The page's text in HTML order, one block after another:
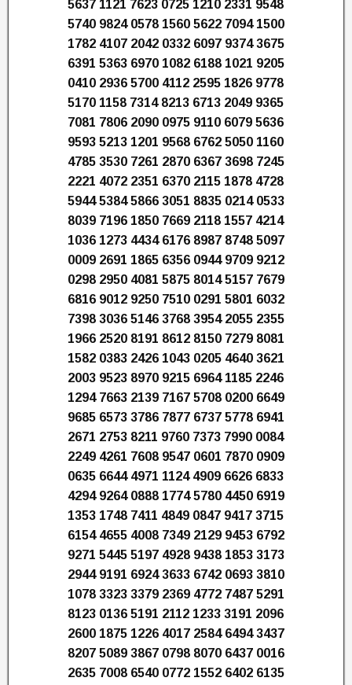
5637 1121 7623 0725 1210 2331 9548
5740 9824 0578 1560 5622 7094 1500
1782 4107 2042 0332 6097 9374 3675
6391 5363 6970 1082 6188 1021 9205
0410 2936 5700 4112 2595 1826 9778
5170 1158 7314 8213 6713 2049 9365
7081 7806 2090 0975 9110 6079 5636
9593 5213 1201 9568 6762 5050 1160
4785 3530 7261 2870 6367 3698 7245
2221 4072 2351 6370 2115 1878 4728
5944 5384 5866 3051 8835 0214 0533
8039 7196 1850 7669 2118 1557 4214
1036 1273 4434 6176 8987 8748 5097
0009 2691 1865 6356 0944 9709 9212
0298 2950 4081 5875 8014 5157 7679
6816 9012 9250 7510 0291 5801 6032
7398 3036 5146 3768 3954 2055 2355
1966 2520 8191 8612 8150 7279 8081
1582 0383 2426 1043 0205 4640 3621
2003 9523 8970 9215 6964 1185 2246
1294 7663 2139 7167 5708 0200 6649
9685 6573 3786 7877 6737 5778 6941
2671 2753 8211 9760 7373 7990 0084
2249 4261 7608 9547 0601 7870 0909
0635 6644 4971 1124 4909 6626 6833
4294 9264 0888 1774 5780 4450 6919
1353 1748 7411 4849 0847 9417 3715
6154 4655 4008 7349 2129 9453 6792
9271 5445 5197 4928 9438 1853 3173
2944 9191 6924 3633 6742 0693 3810
1078 3323 3379 2369 4772 7487 5291
8123 0136 5191 2112 1233 3191 2096
2600 1875 1226 4017 2584 6494 3437
8207 5089 3867 0798 8070 6437 0016
2635 7008 6540 0772 1552 6402 6135